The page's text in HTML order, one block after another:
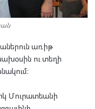
առիթ
ու տեղի
Մուրատեանի